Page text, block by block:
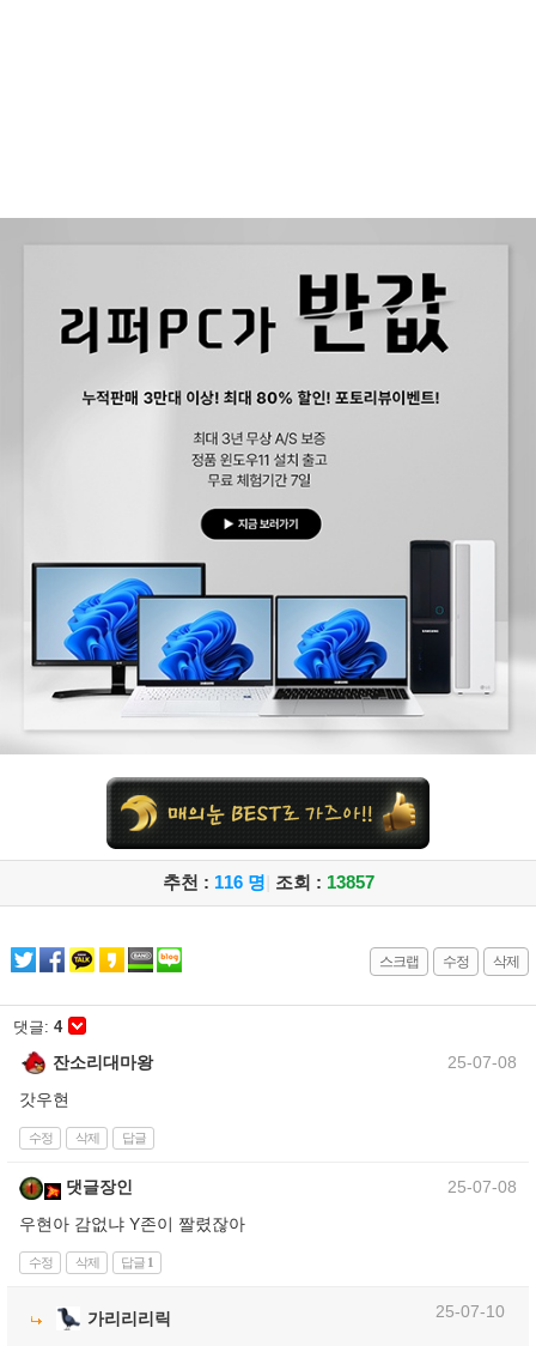
추천 : 116 명 조회 : 13857
스크랩 수정 삭제
댓글: 4
잔소리대마왕
25-07-08
갓우현
수정 삭제 답글
댓글장인
25-07-08
우현아 감없냐 Y존이 짤렸잖아
수정 삭제 답글 1
가리리리릭 25-07-10